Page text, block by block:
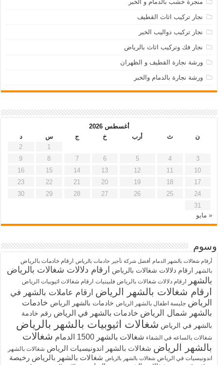
منجرة خشب بالدمام و الخبر
نجار تركيب اثاث القطيف
نجار تركيب دواليب الخبر
نجار فك وتركيب اثاث بالرياض
ورشة نجارة القطيف و الظهران
ورشة نجارة بالدمام والخبر
أغسطس 2026
ن
ث أرب خ ج س
د
1
2
3
4
5
6
7
8
9
10
11
12
13
14
15
16
17
18
19
20
21
22
23
24
25
26
27
28
29
30
31
« مايو
وسوم
أرقام شغالات بالشهر الدمام أفضل شركة تأجير خادمات بالرياض ارقام خادمات بالرياض
بالشهر
ارقام دلالات شغالات بالرياض ارقام دلالات شغالات بالرياض
بالشهر
ارقام دلالات شغالات بالرياض فلبينيات ارقام شغالات اثيوبيات الرياض
ارقام شغالات بالشهر الرياض ارقام عاملات بالشهر في
الرياض جليسة اطفال بالشهر الرياض خادمات بالشهر الرياض خادمات
بالشهر شمال الرياض خادمات بالشهر في الرياض رقم خادمة
بالشهر في الرياض شغالات اثيوبيات بالشهر بالرياض
شغالات بالساعه في الشفاء شغالات بالشهر 1500 الدمام
شغالات
بالشهر الرياض شغالات بالشهر اندونيسيات الرياض شغالات بالشهر
اندونيسيات في الرياض شغالات بالشهر بالرياض شغالات بالشهر بالرياض رخيصة